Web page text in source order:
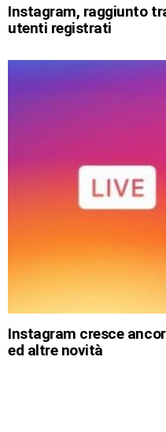
Instagram, raggiunto
utenti registrati
Instagram cresce
ed altre novità